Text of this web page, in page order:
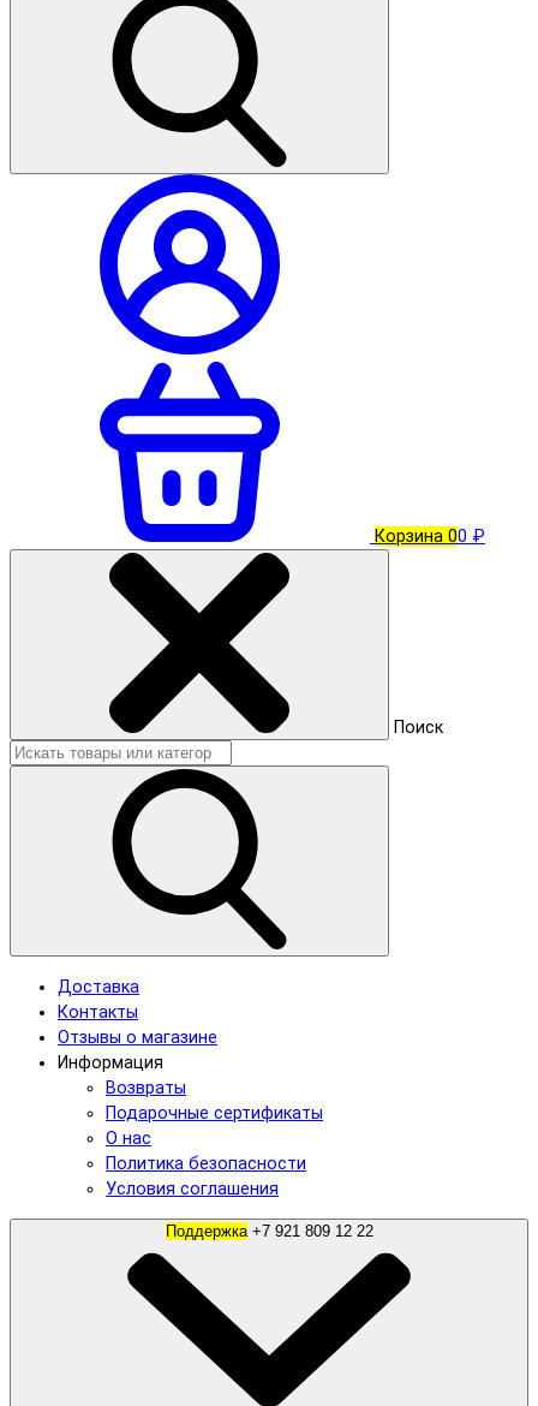
Корзина 00 ₽
Поиск
Доставка
Контакты
Отзывы о магазине
Информация
Возвраты
Подарочные сертификаты
О нас
Политика безопасности
Условия соглашения
Поддержка +7 921 809 12 22